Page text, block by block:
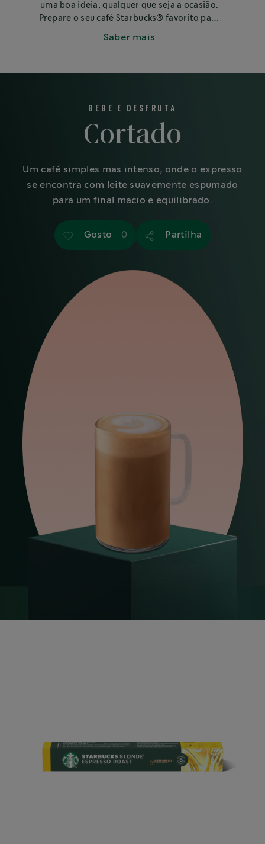
uma boa ideia, qualquer que seja a ocasião.
Prepare o seu café Starbucks® favorito para
Saber mais
BEBE E DESFRUTA
Cortado
Um café simples mas intenso, onde o expresso
se encontra com leite suavemente espumado
para um final macio e equilibrado.
Gosto 0 Partilha